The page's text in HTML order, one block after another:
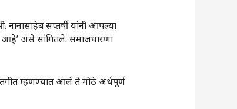
सप्तर्षी यांनी आपल्या
असे सांगितले. समाजधारणा
म्हणण्यात आले ते मोठे अर्थपूर्ण